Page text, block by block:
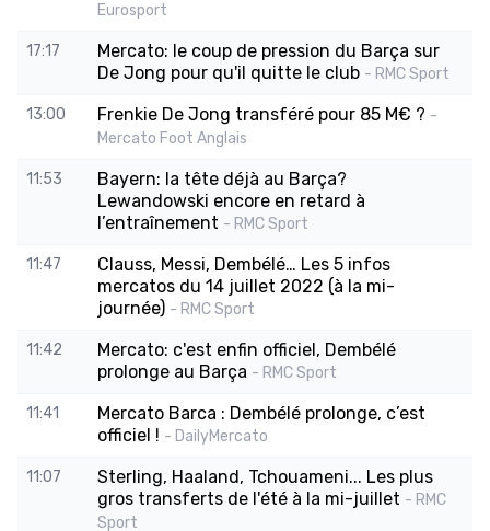
Eurosport
17:17
Mercato: le coup de pression du Barça sur
De Jong pour qu'il quitte le club - RMC Sport
13:00 Frenkie De Jong transféré pour 85 M€ ? -
Mercato Foot Anglais
11:53
Bayern: la tête déjà au Barça?
Lewandowski encore en retard à
l’entraînement - RMC Sport
11:47
Clauss, Messi, Dembélé… Les 5 infos
mercatos du 14 juillet 2022 (à la mi-
journée) - RMC Sport
11:42
Mercato: c'est enfin officiel, Dembélé
prolonge au Barça - RMC Sport
11:41
Mercato Barca : Dembélé prolonge, c’est
officiel ! - DailyMercato
11:07
Sterling, Haaland, Tchouameni... Les plus
gros transferts de l'été à la mi-juillet - RMC
Sport